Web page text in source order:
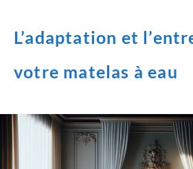
L’adaptation et
votre matelas à eau